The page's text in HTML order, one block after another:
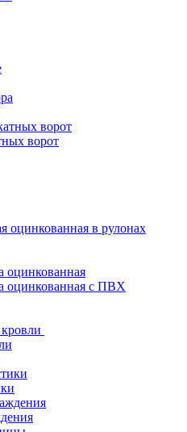
ворот
оцинкованная в рулонах
оцинкованная
оцинкованная с ПВХ